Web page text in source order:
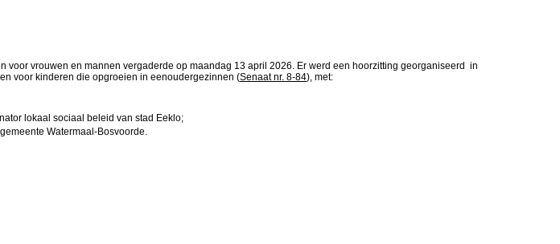
vrouwen en mannen vergaderde op maandag 13 april 2026. Er werd een hoorzitting georganiseerd in
voor kinderen die opgroeien in eenoudergezinnen (Senaat nr. 8-84), met:
lokaal sociaal beleid van stad Eeklo;
Watermaal-Bosvoorde.